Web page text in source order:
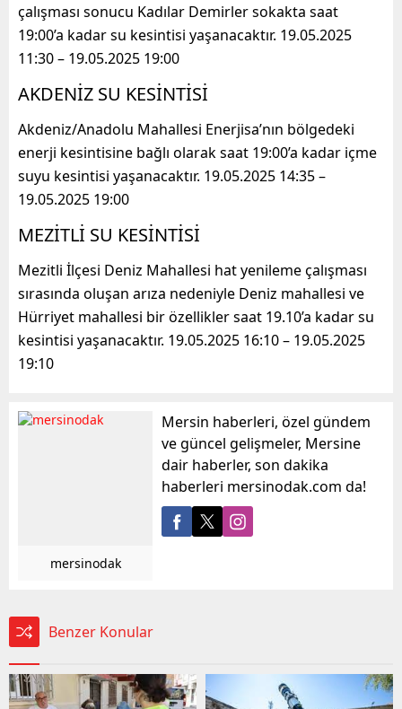
çalışması sonucu Kadılar Demirler sokakta saat
19:00’a kadar su kesintisi yaşanacaktır. 19.05.2025
11:30 – 19.05.2025 19:00
AKDENİZ SU KESİNTİSİ
Akdeniz/Anadolu Mahallesi Enerjisa’nın bölgedeki
enerji kesintisine bağlı olarak saat 19:00’a kadar içme
suyu kesintisi yaşanacaktır. 19.05.2025 14:35 –
19.05.2025 19:00
MEZİTLİ SU KESİNTİSİ
Mezitli İlçesi Deniz Mahallesi hat yenileme çalışması
sırasında oluşan arıza nedeniyle Deniz mahallesi ve
Hürriyet mahallesi bir özellikler saat 19.10’a kadar su
kesintisi yaşanacaktır. 19.05.2025 16:10 – 19.05.2025
19:10
mersinodak
Mersin haberleri, özel gündem
ve güncel gelişmeler, Mersine
dair haberler, son dakika
haberleri mersinodak.com da!
Benzer Konular